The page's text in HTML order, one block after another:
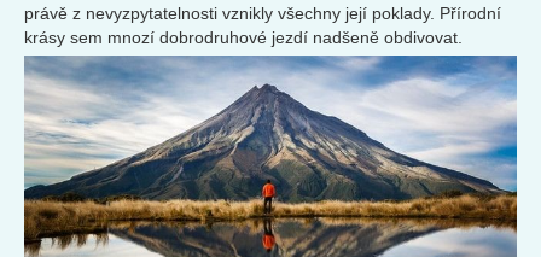
právě z nevyzpytatelnosti vznikly všechny její poklady. Přírodní
krásy sem mnozí dobrodruhové jezdí nadšeně obdivovat.